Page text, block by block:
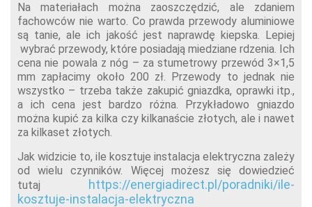
Na materiałach można zaoszczędzić, ale zdaniem
fachowców nie warto. Co prawda przewody aluminiowe
są tanie, ale ich jakość jest naprawdę kiepska. Lepiej
wybrać przewody, które posiadają miedziane rdzenia. Ich
cena nie powala z nóg – za stumetrowy przewód 3×1,5
mm zapłacimy około 200 zł. Przewody to jednak nie
wszystko – trzeba także zakupić gniazdka, oprawki itp.,
a ich cena jest bardzo różna. Przykładowo gniazdo
można kupić za kilka czy kilkanaście złotych, ale i nawet
za kilkaset złotych.
Jak widzicie to, ile kosztuje instalacja elektryczna zależy
od wielu czynników. Więcej możesz się dowiedzieć
tutaj
https://energiadirect.pl/poradniki/ile-
kosztuje-instalacja-elektryczna